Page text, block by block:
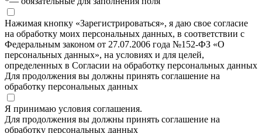
Нажимая кнопку «Зарегистрироваться», я даю свое согласие
на обработку моих персональных данных, в соответствии с
Федеральным законом от 27.07.2006 года №152-ФЗ «О
персональных данных», на условиях и для целей,
определенных в Согласии на обработку персональных данных
Для продолжения вы должны принять соглашение на
обработку персональных данных
Я принимаю условия соглашения.
Для продолжения вы должны принять соглашение на
обработку персональных данных